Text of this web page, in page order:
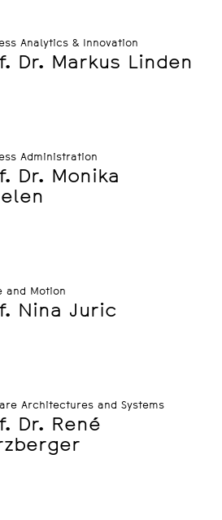
Analytics & Innovation
Dr. Markus Linden
Administration
Dr. Monika
and Motion
Nina Juric
Architectures and Systems
Dr. René